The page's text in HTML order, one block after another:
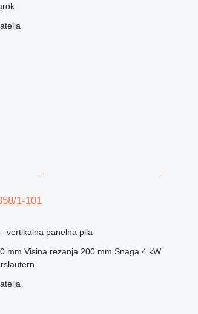
1-101
vertikalna panelna pila
mm Visina rezanja 200 mm Snaga 4 kW